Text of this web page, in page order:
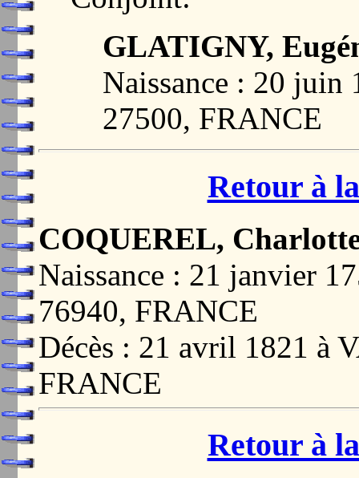
GLATIGNY,
Naissance : 20
27500, FRANCE
Retour à
COQUEREL,
Naissance : 21 janvier
76940, FRANCE
Décès : 21 avril 1821 à
FRANCE
Retour à